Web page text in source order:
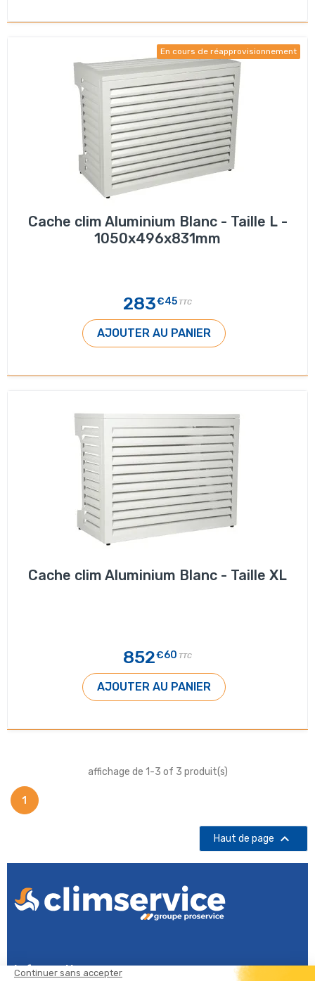
En cours de réapprovisionnement
Cache clim Aluminium Blanc - Taille L -
1050x496x831mm
283€45 TTC
AJOUTER AU PANIER
Cache clim Aluminium Blanc - Taille XL
852€60 TTC
AJOUTER AU PANIER
affichage de 1-3 of 3 produit(s)
1
Haut de page 
Informations